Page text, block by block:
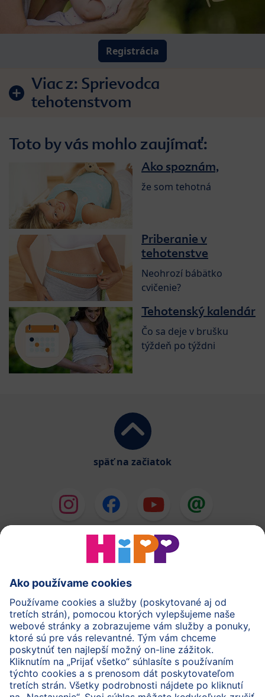
Registrácia
Viac z: Sprievodca
tehotenstvom
Toto by vás mohlo zaujímať:
Ako spoznám,
že som tehotná
Priberanie v
tehotenstve
Neohrozí bábätko
cvičenie?
Tehotenský kalendár
Čo sa deje v brušku
týždeň po týždni
späť na začiatok
HiPP Mlieka
HiPP Príkrmy
HiPP Tehotenstvo
Ochrana osobných údajov
Cookies a pravidlá používania webovej stránky
Imprint
O spoločnosti HiPP Kontakt